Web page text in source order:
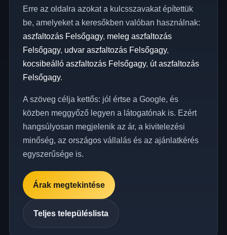
Erre az oldalra azokat a kulcsszavakat építettük
be, amelyeket a keresőkben valóban használnak:
aszfaltozás Felsőgagy, meleg aszfaltozás
Felsőgagy, udvar aszfaltozás Felsőgagy,
kocsibeálló aszfaltozás Felsőgagy, út aszfaltozás
Felsőgagy.
A szöveg célja kettős: jól értse a Google, és
közben meggyőző legyen a látogatónak is. Ezért
hangsúlyosan megjelenik az ár, a kivitelezési
minőség, az országos vállalás és az ajánlatkérés
egyszerűsége is.
Árak megtekintése
Teljes településlista